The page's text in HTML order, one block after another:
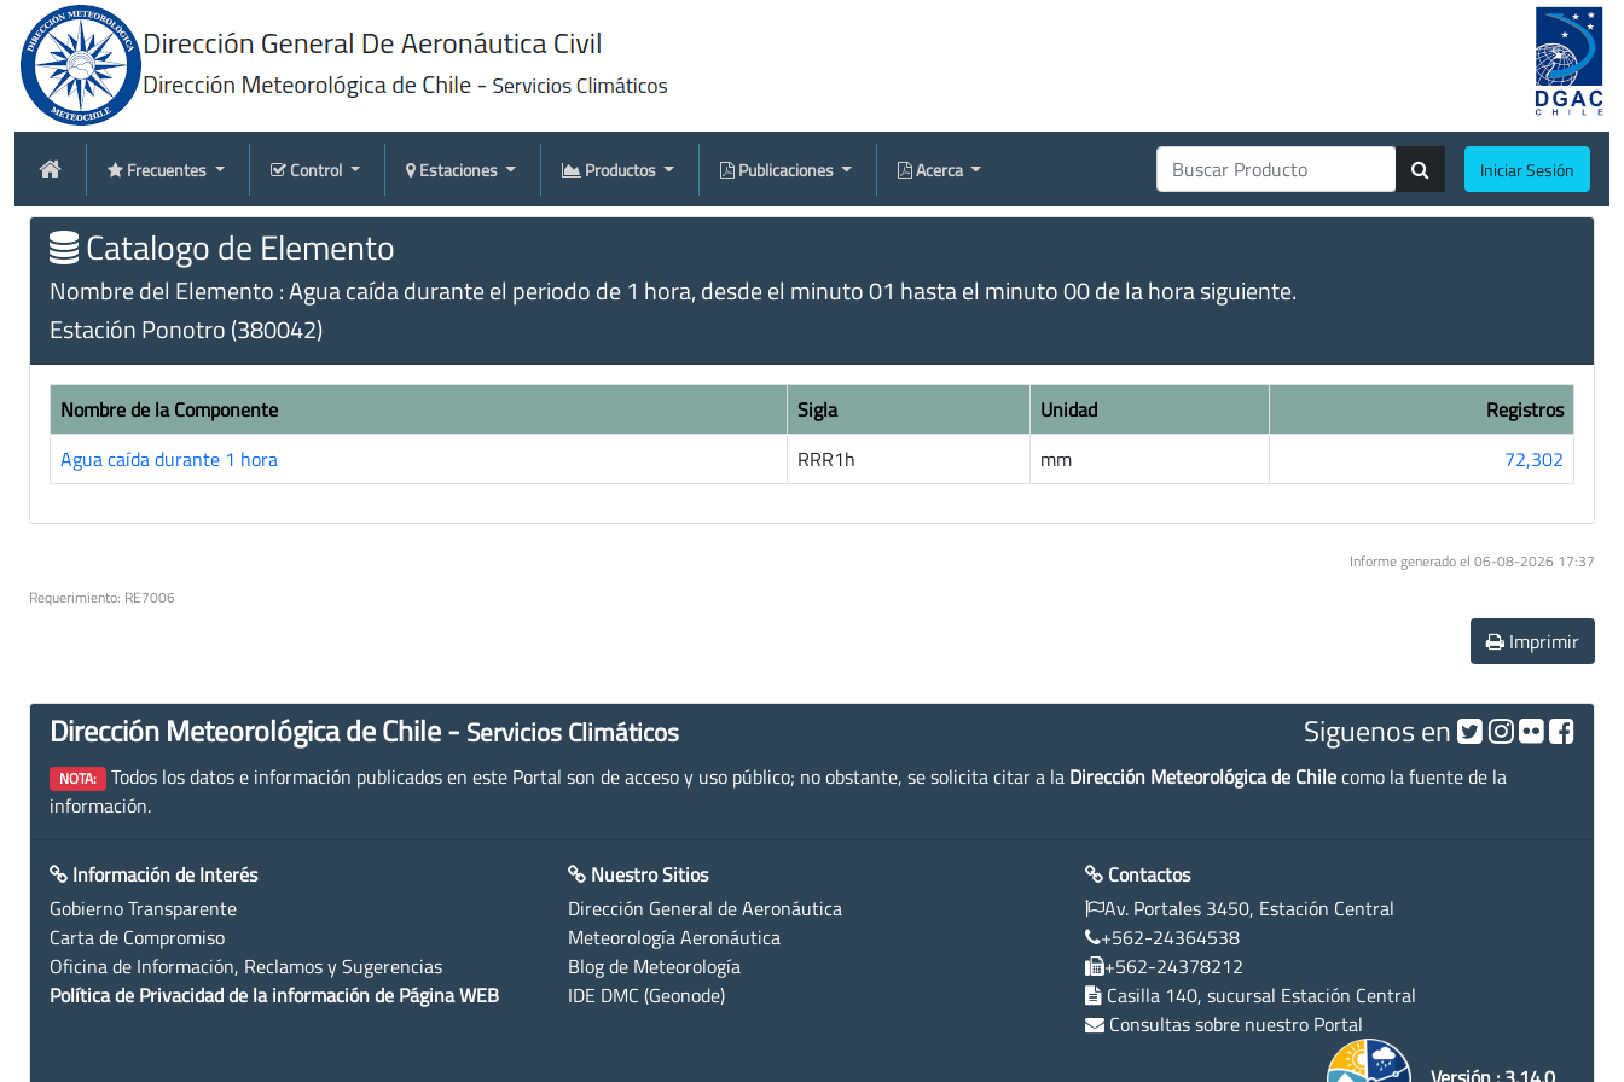
Frecuentes Control Estaciones Productos Publicaciones Acerca Iniciar Sesión
Catalogo de Elemento
Nombre del Elemento : Agua caída durante el periodo de 1 hora, desde el minuto 01 hasta el minuto 00 de la hora siguiente.
Estación Ponotro (380042)
Nombre de la Componente Sigla Unidad
Registros
Agua caída durante 1 hora
RRR1h mm 72,302
Informe generado el 06-08-2026 17:37
Requerimiento: RE7006
Imprimir
Dirección Meteorológica de Chile - Servicios Climáticos Siguenos en
NOTA: Todos los datos e información publicados en este Portal son de acceso y uso público; no obstante, se solicita citar a la Dirección Meteorológica de Chilecomo la fuente de la
información.
Información de Interés
Gobierno Transparente
Carta de Compromiso
Oficina de Información, Reclamos y Sugerencias
Política de Privacidad de la información de Página WEB
Nuestro Sitios
Dirección General de Aeronáutica
Meteorología Aeronáutica
Blog de Meteorología
IDE DMC (Geonode)
Contactos
Av. Portales 3450, Estación Central
+562-24364538
+562-24378212
Casilla 140, sucursal Estación Central
Consultas sobre nuestro Portal